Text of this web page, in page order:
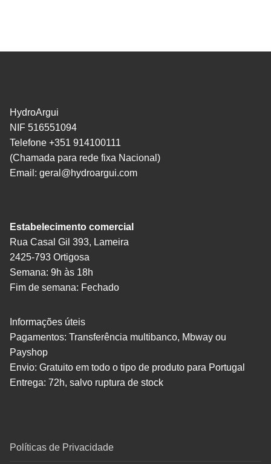
HydroArgui
NIF 516551094
Telefone +351 914100111
(Chamada para rede fixa Nacional)
Email: geral@hydroargui.com
Estabelecimento comercial
Rua Casal Gil 393, Lameira
2425-793 Ortigosa
Semana: 9h às 18h
Fim de semana: Fechado
Informações úteis
Pagamentos: Transferência multibanco, Mbway ou
Payshop
Envio: Gratuito em todo o tipo de produto para Portugal
Entrega: 72h, salvo ruptura de stock
Políticas de Privacidade